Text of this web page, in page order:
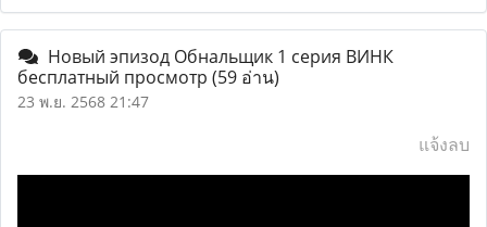
Новый эпизод Обнальщик 1 серия ВИНК
бесплатный просмотр (59 อ่าน)
23 พ.ย. 2568 21:47
แจ้งลบ